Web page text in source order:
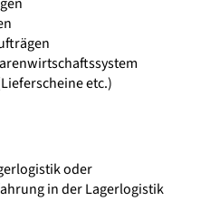
etc.)
oder
in der Lagerlogistik